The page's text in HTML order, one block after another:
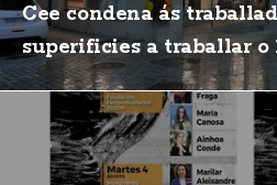
Cee condena ás
superificies a traballar o